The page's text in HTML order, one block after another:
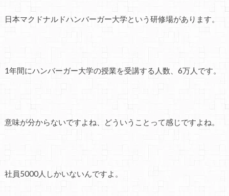
日本マクドナルドハンバーガー大学という研修場があります。
1年間にハンバーガー大学の授業を受講する人数、6万人です。
意味が分からないですよね、どういうことって感じですよね。
社員5000人しかいないんですよ。